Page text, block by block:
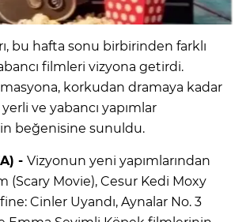
bu hafta sonu birbirinden farklı
filmleri vizyona getirdi.
korkudan dramaya kadar
ve yabancı yapımlar
beğenisine sunuldu.
- Vizyonun yeni yapımlarından
(Scary Movie), Cesur Kedi Moxy
Cinler Uyandı, Aynalar No. 3